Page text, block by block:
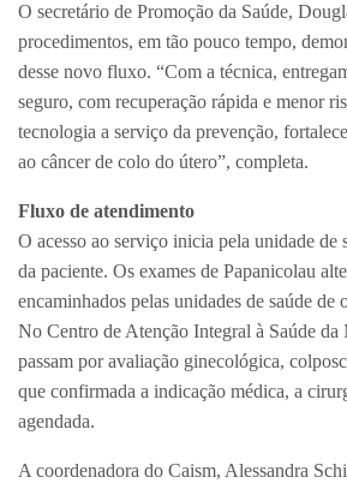
O secretário de Promoção da Saúde,
procedimentos, em tão pouco tempo,
desse novo fluxo. “Com a técnica,
seguro, com recuperação rápida e menor
tecnologia a serviço da prevenção,
ao câncer de colo do útero”, completa.
Fluxo de atendimento
O acesso ao serviço inicia pela unidade de
da paciente. Os exames de Papanicolau
encaminhados pelas unidades de saúde de
No Centro de Atenção Integral à Saúde da
passam por avaliação ginecológica,
que confirmada a indicação médica, a
agendada.
A coordenadora do Caism, Alessandra